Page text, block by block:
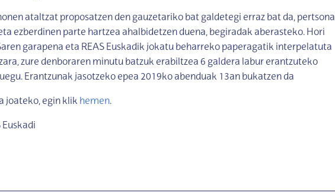
ataltzat proposatzen den gauzetariko bat galdetegi erraz bat da, pertsona
ezberdinen parte hartzea ahalbidetzen duena, begiradak aberasteko. Hori
garapena eta REAS Euskadik jokatu beharreko paperagatik interpelatuta
zure denboraren minutu batzuk erabiltzea 6 galdera labur erantzuteko
Erantzunak jasotzeko epea 2019ko abenduak 13an bukatzen da
joateko, egin klik hemen.
Euskadi